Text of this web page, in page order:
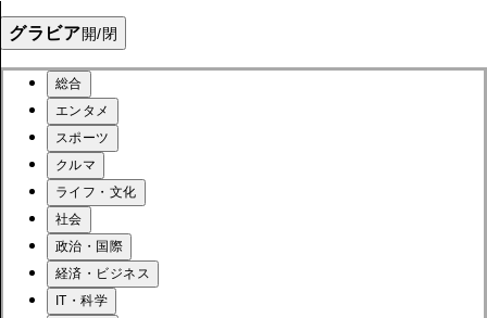
グラビア開/閉
総合
エンタメ
スポーツ
クルマ
ライフ・文化
社会
政治・国際
経済・ビジネス
IT・科学